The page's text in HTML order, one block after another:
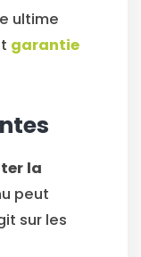
ultime
garantie
la
peut
sur les